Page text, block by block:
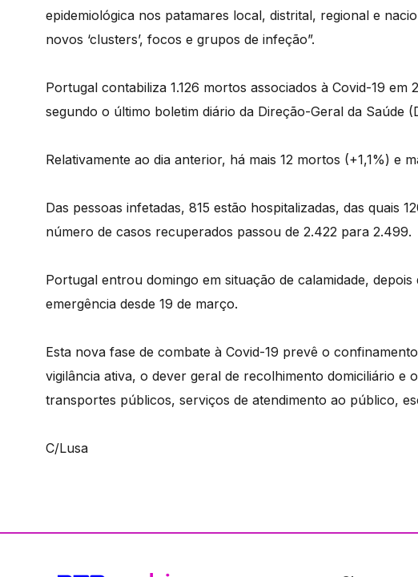
epidemiológica nos patamares local, distrital, regional e
novos ‘clusters’, focos e grupos de infeção”.
Portugal contabiliza 1.126 mortos associados à Covid-19
segundo o último boletim diário da Direção-Geral da Saúde
Relativamente ao dia anterior, há mais 12 mortos (+1,1%) e
Das pessoas infetadas, 815 estão hospitalizadas, das quais
número de casos recuperados passou de 2.422 para 2.499.
Portugal entrou domingo em situação de calamidade,
emergência desde 19 de março.
Esta nova fase de combate à Covid-19 prevê o
vigilância ativa, o dever geral de recolhimento domiciliário e
transportes públicos, serviços de atendimento ao público,
C/Lusa